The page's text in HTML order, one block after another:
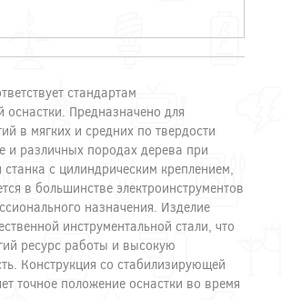
стандартам
оснастки. Предназначено для
в мягких и средних по твердости
и различных породах дерева при
с цилиндрическим креплением,
в большинстве электроинструментов
назначения. Изделие
инструментальной стали, что
ресурс работы и высокую
Конструкция со стабилизирующей
точное положение оснастки во время